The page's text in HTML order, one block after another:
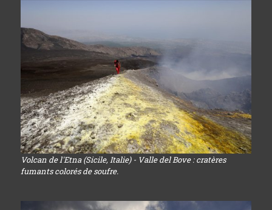
Volcan de l'Etna (Sicile, Italie) - Valle del Bove : cratères
fumants colorés de soufre.